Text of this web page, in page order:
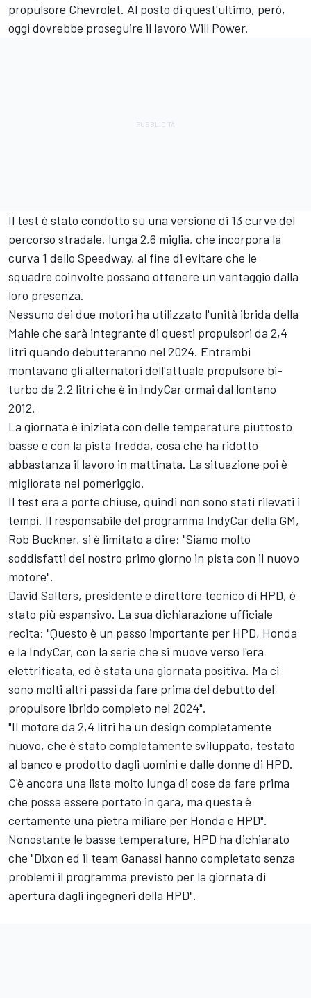
propulsore Chevrolet. Al posto di quest'ultimo, però,
oggi dovrebbe proseguire il lavoro Will Power.
Il test è stato condotto su una versione di 13 curve del
percorso stradale, lunga 2,6 miglia, che incorpora la
curva 1 dello Speedway, al fine di evitare che le
squadre coinvolte possano ottenere un vantaggio dalla
loro presenza.
Nessuno dei due motori ha utilizzato l'unità ibrida della
Mahle che sarà integrante di questi propulsori da 2,4
litri quando debutteranno nel 2024. Entrambi
montavano gli alternatori dell'attuale propulsore bi-
turbo da 2,2 litri che è in IndyCar ormai dal lontano
2012.
La giornata è iniziata con delle temperature piuttosto
basse e con la pista fredda, cosa che ha ridotto
abbastanza il lavoro in mattinata. La situazione poi è
migliorata nel pomeriggio.
Il test era a porte chiuse, quindi non sono stati rilevati i
tempi. Il responsabile del programma IndyCar della GM,
Rob Buckner, si è limitato a dire: "Siamo molto
soddisfatti del nostro primo giorno in pista con il nuovo
motore".
David Salters, presidente e direttore tecnico di HPD, è
stato più espansivo. La sua dichiarazione ufficiale
recita: "Questo è un passo importante per HPD, Honda
e la IndyCar, con la serie che si muove verso l'era
elettrificata, ed è stata una giornata positiva. Ma ci
sono molti altri passi da fare prima del debutto del
propulsore ibrido completo nel 2024".
"Il motore da 2,4 litri ha un design completamente
nuovo, che è stato completamente sviluppato, testato
al banco e prodotto dagli uomini e dalle donne di HPD.
C'è ancora una lista molto lunga di cose da fare prima
che possa essere portato in gara, ma questa è
certamente una pietra miliare per Honda e HPD".
Nonostante le basse temperature, HPD ha dichiarato
che "Dixon ed il team Ganassi hanno completato senza
problemi il programma previsto per la giornata di
apertura dagli ingegneri della HPD".